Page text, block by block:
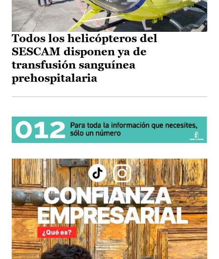
Todos los helicópteros del
SESCAM disponen ya de
transfusión sanguínea
prehospitalaria